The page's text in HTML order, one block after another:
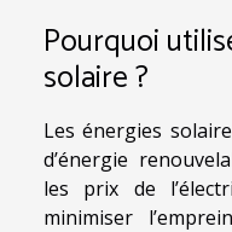
Pourquoi
solaire ?
Les énergies
d’énergie
les prix de
minimiser